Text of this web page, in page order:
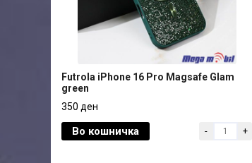
Futrola iPhone 16 Pro Magsafe Glam
350 ден
Futrola iPhone 16 Pro Magsafe Glam
green
350 ден
Во кошничка - +